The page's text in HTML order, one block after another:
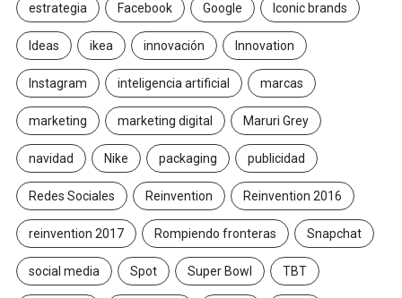
estrategia Facebook Google Iconic brands
Ideas ikea innovación Innovation
Instagram inteligencia artificial marcas
marketing marketing digital Maruri Grey
navidad Nike packaging publicidad
Redes Sociales Reinvention Reinvention 2016
reinvention 2017 Rompiendo fronteras Snapchat
social media Spot Super Bowl TBT